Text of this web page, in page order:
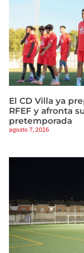
El CD Villa ya
RFEF y afronta
pretemporada
agosto 7, 2026